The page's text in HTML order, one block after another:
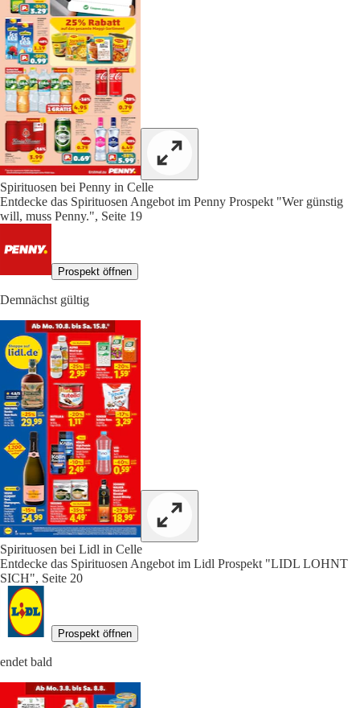
Spirituosen bei Penny in Celle
Entdecke das Spirituosen Angebot im Penny Prospekt "Wer günstig
will, muss Penny.", Seite 19
Prospekt öffnen
Demnächst gültig
Spirituosen bei Lidl in Celle
Entdecke das Spirituosen Angebot im Lidl Prospekt "LIDL LOHNT
SICH", Seite 20
Prospekt öffnen
endet bald